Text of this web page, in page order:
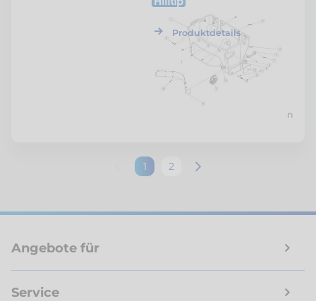
HilltipStreuerschale
Baugruppe
Produktdetails
Preis nach Konfiguration
1 2
Angebote für
Service